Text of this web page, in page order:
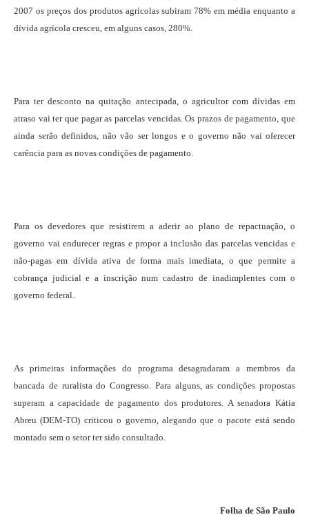
2007 os preços dos produtos agrícolas subiram 78% em média enquanto a
dívida agrícola cresceu, em alguns casos, 280%.
Para ter desconto na quitação antecipada, o agricultor com dívidas em
atraso vai ter que pagar as parcelas vencidas. Os prazos de pagamento, que
ainda serão definidos, não vão ser longos e o governo não vai oferecer
carência para as novas condições de pagamento.
Para os devedores que resistirem a aderir ao plano de repactuação, o
governo vai endurecer regras e propor a inclusão das parcelas vencidas e
não-pagas em dívida ativa de forma mais imediata, o que permite a
cobrança judicial e a inscrição num cadastro de inadimplentes com o
governo federal.
As primeiras informações do programa desagradaram a membros da
bancada de ruralista do Congresso. Para alguns, as condições propostas
superam a capacidade de pagamento dos produtores. A senadora Kátia
Abreu (DEM-TO) criticou o governo, alegando que o pacote está sendo
montado sem o setor ter sido consultado.
Folha de São Paulo